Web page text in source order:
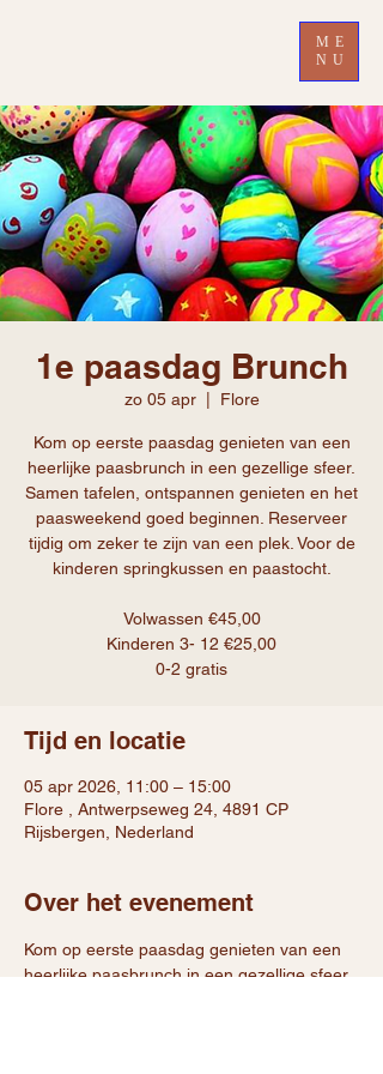
ME
NU
1e paasdag Brunch
zo 05 apr
  |
Flore
Kom op eerste paasdag genieten van een
heerlijke paasbrunch in een gezellige sfeer.
Samen tafelen, ontspannen genieten en het
paasweekend goed beginnen. Reserveer
tijdig om zeker te zijn van een plek. Voor de
kinderen springkussen en paastocht.
Volwassen €45,00
Kinderen 3- 12 €25,00
Tijd en locatie
05 apr 2026, 11:00 – 15:00
Flore , Antwerpseweg 24, 4891 CP
Rijsbergen, Nederland
Over het evenement
Kom op eerste paasdag genieten van een
heerlijke paasbrunch in een gezellige sfeer.